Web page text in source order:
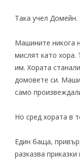
Така учел Домейн.
Машините никога
мислят като хора.
им. Хората
домовете си.
само
Но сред хората в
Един баща,
разказва